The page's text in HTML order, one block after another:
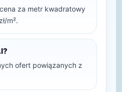
za metr kwadratowy
m².
ofert powiązanych z